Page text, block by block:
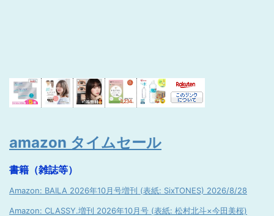
amazon タイムセール
書籍（雑誌等）
Amazon: BAILA 2026年10月号増刊 (表紙: SixTONES) 2026/8/28
Amazon: CLASSY.増刊 2026年10月号 (表紙: 松村北斗×今田美桜)